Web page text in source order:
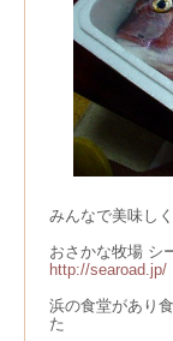
みんなで美味し
おさかな牧場 シ
http://searoad.jp/
浜の食堂があり
た